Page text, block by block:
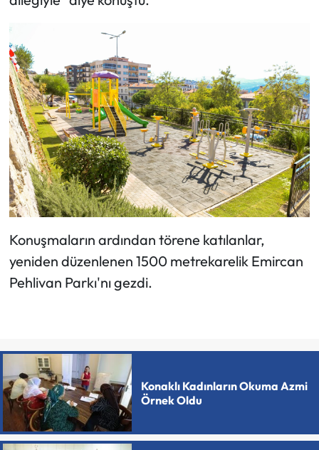
Konuşmaların ardından törene katılanlar,
yeniden düzenlenen 1500 metrekarelik Emircan
Pehlivan Parkı'nı gezdi.
Konaklı Kadınların Okuma Azmi
Örnek Oldu